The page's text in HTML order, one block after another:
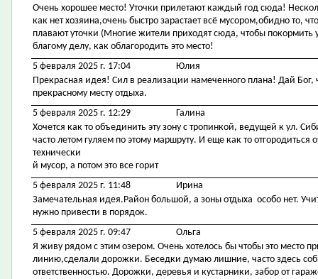
Очень хорошее место! Уточки прилетают каждый год сюда!
как нет хозяина,очень быстро зарастает всё мусором,обидно то,
плавают уточки (Многие жители приходят сюда, чтобы покормить
благому делу, как облагородить это место!
5 февраля 2025 г. 17:04
Юлия
Прекрасная идея! Сил в реализации намеченного плана! Дай
прекрасному месту отдыха.
5 февраля 2025 г. 12:29
Галина
Хочется как то объединить эту зону с тропинкой, ведущей к ул.
часто летом гуляем по этому маршруту. И еще как то
технически
й мусор, а потом это все горит
5 февраля 2025 г. 11:48
Ирина
Замечательная идея.Район большой, а зоны отдыха особо нет.
нужно привести в порядок.
5 февраля 2025 г. 09:47
Ольга
Я живу рядом с этим озером. Очень хотелось бы чтобы это место
линию,сделали дорожки. Беседки думаю лишние, часто здесь
ответственностью. Дорожки, деревья и кустарники, забор от